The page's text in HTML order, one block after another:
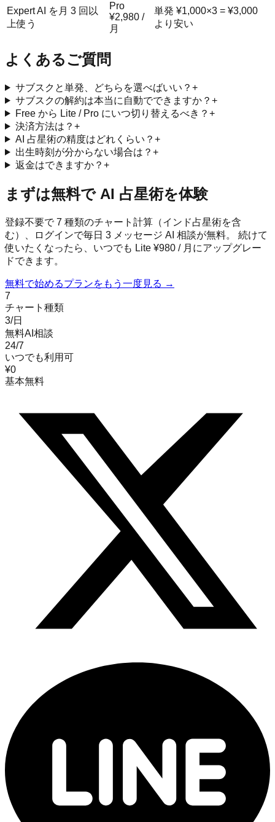
Expert AI を月 3 回以
上使う
Pro
¥2,980 /
月
単発 ¥1,000×3 = ¥3,000
より安い
よくあるご質問
サブスクと単発、どちらを選べばいい？ +
サブスクの解約は本当に自動でできますか？ +
Free から Lite / Pro にいつ切り替えるべき？ +
決済方法は？ +
AI 占星術の精度はどれくらい？ +
出生時刻が分からない場合は？ +
返金はできますか？ +
まずは無料で AI 占星術を体験
登録不要で 7 種類のチャート計算（インド占星術を含
む）、ログインで毎日 3 メッセージ AI 相談が無料。 続けて
使いたくなったら、いつでも Lite ¥980 / 月にアップグレー
ドできます。
無料で始めるプランをもう一度見る →
7
チャート種類
3/日
無料AI相談
24/7
いつでも利用可
¥0
基本無料